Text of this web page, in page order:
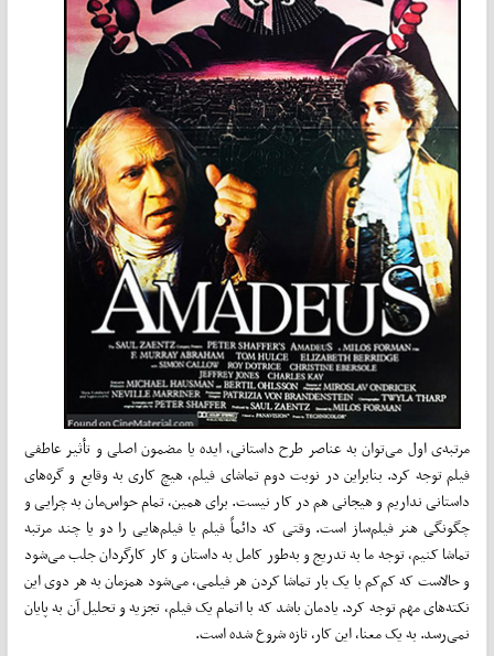
مرتبه‌ی اول می‌­توان به عناصر طرح داستانی، ایده یا مضمون اصلی و تأثیر عاطفی
فیلم توجه کرد. بنابراین در نوبت دوم تماشای فیلم، هیچ کاری به وقایع و گره­‌های
داستانی نداریم و هیجانی هم در کار نیست. برای همین، تمام حواس‌مان به چرایی و
چگونگی هنر فیلم‌­ساز است. وقتی که دائماً فیلم یا فیلم­‌هایی را دو یا چند مرتبه
تماشا کنیم، توجه ما به تدریج و به‌­طور کامل به داستان و کار کارگردان جلب می­‌شود
و حالاست که کم­‌کم با یک بار تماشا کردن هر فیلمی، می­‌شود همزمان به هر دوی این
نکته­‌های مهم توجه کرد. یادمان باشد که با اتمام یک فیلم، تجزیه و تحلیل آن به پایان
نمی‌­رسد. به یک معنا، این کار، تازه شروع شده است.